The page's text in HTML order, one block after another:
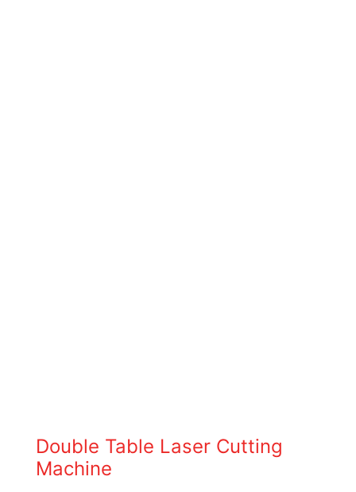
Double Table Laser Cutting
Machine